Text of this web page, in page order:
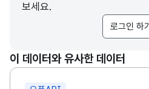
보세요.
로그인 하기
이 데이터와 유사한 데이터